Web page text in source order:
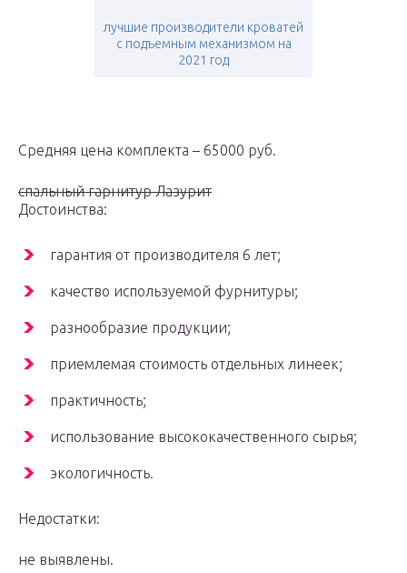
️лучшие производители кроватей
с подъемным механизмом на
2021 год
Средняя цена комплекта – 65000 руб.
спальный гарнитур Лазурит
Достоинства:
гарантия от производителя 6 лет;
качество используемой фурнитуры;
разнообразие продукции;
приемлемая стоимость отдельных линеек;
практичность;
использование высококачественного сырья;
экологичность.
Недостатки:
не выявлены.